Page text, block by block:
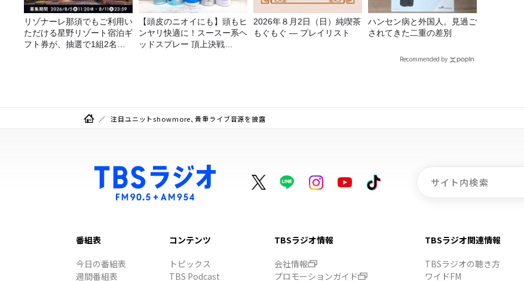
リゾナーレ那須でもご利用い
ただける星野リゾート宿泊ギ
フト券が、抽選で1組2名様
【頭皮のニオイにも】頭もヒ
ンヤリ快適に！スースー系ヘ
ッドスプレー 頂上決戦
2026年８月2日（日）純喫茶
もぐもぐ ― プレイリスト
ハンセン病と外国人。見過ご
されてきた二重の差別
Recommended by
注目ユニットshowmore、貴重ライブ音源を披露
番組表
今日の番組表
週間番組表
コンテンツ
トピックス
TBS Podcast
TBSラジオ情報
会社情報
プロモーションガイド
TBSラジオ関連情報
TBSラジオの聴き方
ワイドFM